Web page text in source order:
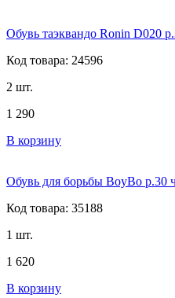
Обувь таэквандо Ronin D020
Код товара: 24596
2 шт.
1 290
В корзину
Обувь для борьбы BoyBo р.30
Код товара: 35188
1 шт.
1 620
В корзину